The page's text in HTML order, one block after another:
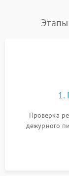
1.
Проверка
дежурного
изображения,